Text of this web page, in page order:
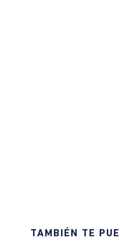
TAMBIÉN TE